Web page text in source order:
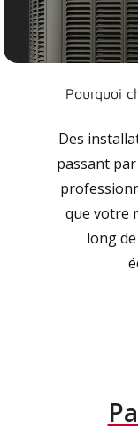
Pourquoi
Des
passant
que votre
long